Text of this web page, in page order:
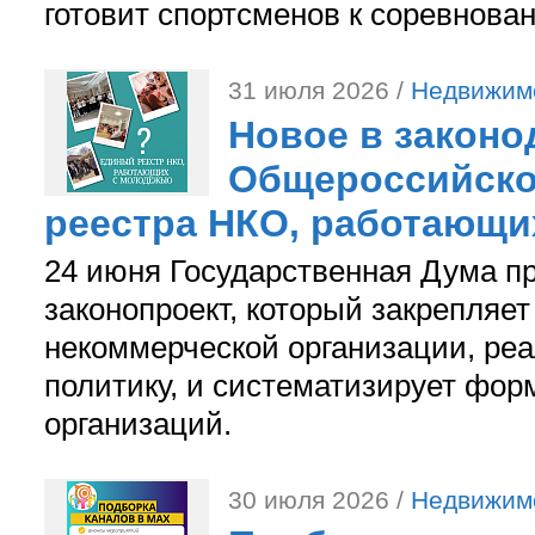
готовит спортсменов к
31 июля 2026 /
Новое в
реестра НКО,
24 июня Государственная Дума
законопроект, который
некоммерческой организации,
политику, и систематизирует
организаций.
30 июля 2026 /